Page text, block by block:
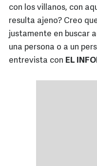
con los villanos, con
resulta ajeno? Creo
justamente en buscar
una persona o a un
entrevista con EL